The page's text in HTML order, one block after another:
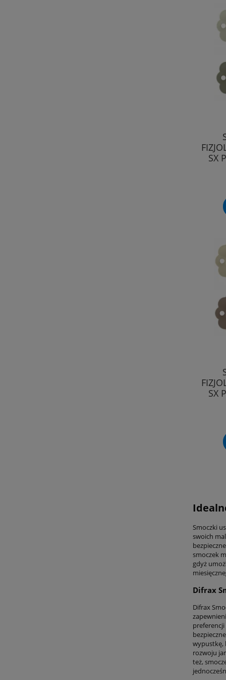
SX
SX
Smoczki
swoich
smoczek
gdyż
Difrax
Difrax
preferencji
wypustkę,
rozwoju
też,